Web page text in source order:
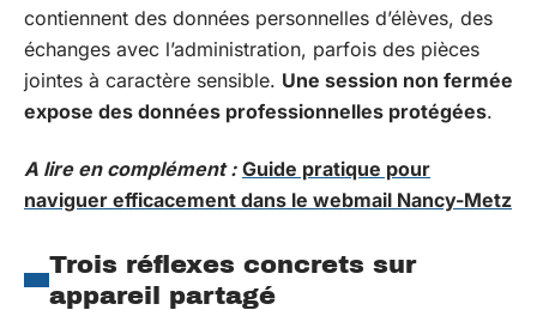
contiennent des données personnelles d’élèves, des
échanges avec l’administration, parfois des pièces
jointes à caractère sensible. Une session non fermée
expose des données professionnelles protégées.
A lire en complément : Guide pratique pour
naviguer efficacement dans le webmail Nancy-Metz
Trois réflexes concrets sur
appareil partagé